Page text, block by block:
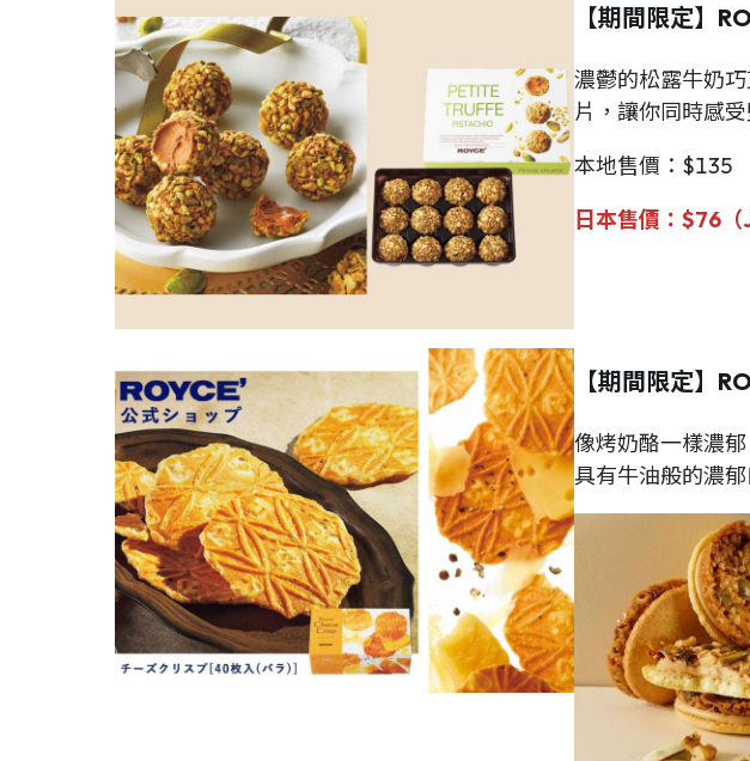
【期間限定】
濃鬱的松露牛奶
片，讓你同時感
本地售價：$135
日本售價： $76（
【期間限定】
像烤奶酪一樣濃
具有牛油般的濃